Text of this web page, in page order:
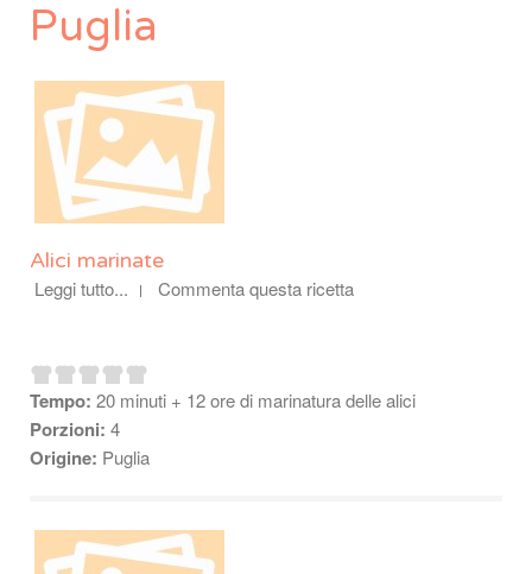
Puglia
Alici marinate
Leggi tutto... Commenta questa ricetta
Tempo: 20 minuti + 12 ore di marinatura delle alici
Porzioni: 4
Origine: Puglia